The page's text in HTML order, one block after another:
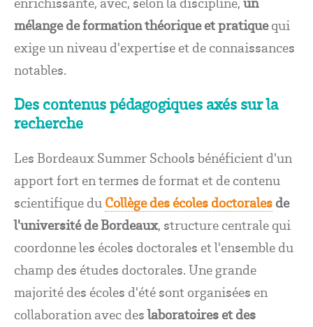
mélange de formation théorique et pratiquequi
exige un niveau d'expertise et de connaissances
notables.
Des contenus pédagogiques axés sur la
recherche
Les Bordeaux Summer Schools bénéficient d'un
apport fort en termes de format et de contenu
scientifique du Collège des écoles doctorales de
l'université de Bordeaux, structure centrale qui
coordonne les écoles doctorales et l'ensemble du
champ des études doctorales. Une grande
majorité des écoles d'été sont organisées en
collaboration avec deslaboratoires et des